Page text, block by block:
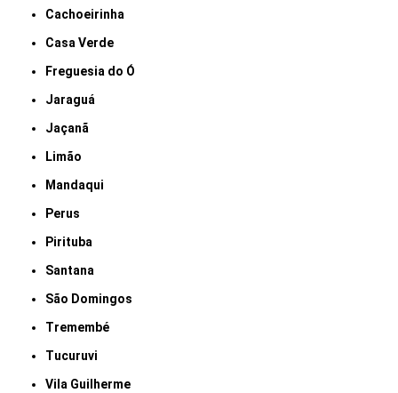
Cachoeirinha
Casa Verde
Freguesia do Ó
Jaraguá
Jaçanã
Limão
Mandaqui
Perus
Pirituba
Santana
São Domingos
Tremembé
Tucuruvi
Vila Guilherme